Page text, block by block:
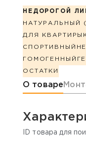
НЕДОРОГОЙ
НАТУРАЛЬНЫЙ
ДЛЯ КВАРТИРЫ
СПОРТИВНЫЙ
ГОМОГЕННЫЙ
ОСТАТКИ
О товаре
ID товара для